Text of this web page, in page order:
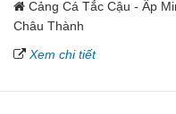
Cảng Cá Tắc Cậu - Ấp
Châu Thành
Xem chi tiết